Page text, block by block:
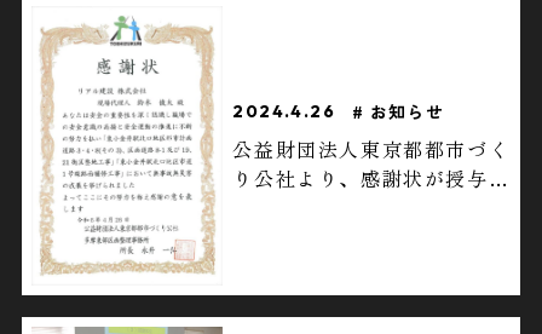
2024.4.26 お知らせ
公益財団法人東京都都市づく
り公社より、感謝状が授与さ